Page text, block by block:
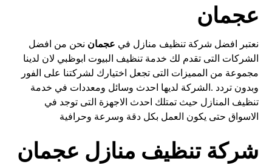
عجمان
نعتبر افضل شركة تنظيف منازل في عجمان نحن من افضل
الشركات التى تقدم لك خدمة تنظيف البيوت ابوظبي لان لدينا
مجموعة من المميزات التى تجعل اختيارك لشركتنا على الفور
وبدون تردد .الشركة لديها احدث وسائل ومعددات في خدمة
تنظيف المنازل حيث تمتلك احدث الاجهزة التى توجد في
الاسواق حتى يكون العمل بكل دقة وسرعة وحرافية
شركة تنظيف منازل عجمان